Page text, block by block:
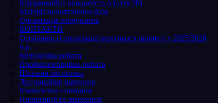
Інформаційна відкритість (стаття 30)
Матеріально-технічна база
Організація харчування
КОНТАКТИ
Особливості організації освітнього процесу у 2025/2026
н.р.
Методична робота
Профорієнтаційна робота
Шкільна бібліотека
Дистанційне навчання
Інклюзивне навчання
Пропозиції та звернення